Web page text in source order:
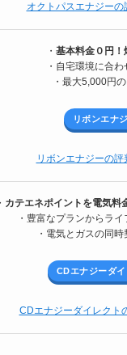
オクトパスエナジー
・ 基本料金０円！
・自宅環境に合
・最大5,000円
リボンエナ
リボンエナジーの
・ カテエネポイントを電気料
・豊富なプランからラ
・電気とガスの同
CDエナジーダ
CDエナジーダイレクト